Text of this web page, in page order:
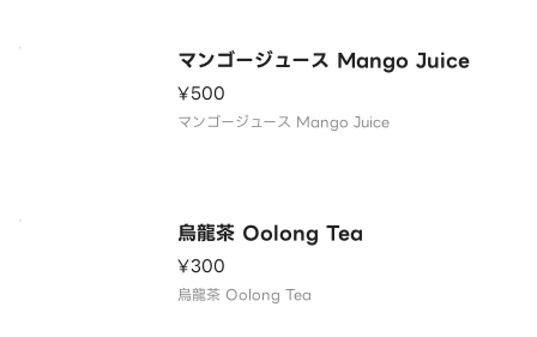
マンゴージュース Mango Juice
¥500
マンゴージュース Mango Juice
烏龍茶 Oolong Tea
¥300
烏龍茶 Oolong Tea